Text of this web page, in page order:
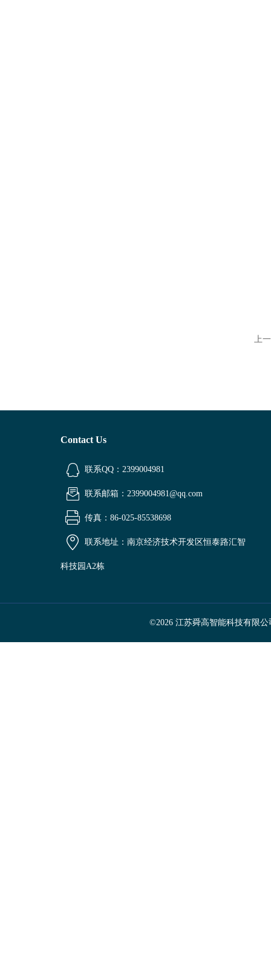
上
Contact Us
联系QQ：2399004981
联系邮箱：2399004981@qq.com
传真：86-025-85538698
联系地址：南京经济技术开发区恒泰路汇智
科技园A2栋
©2026 江苏舜高智能科技有限